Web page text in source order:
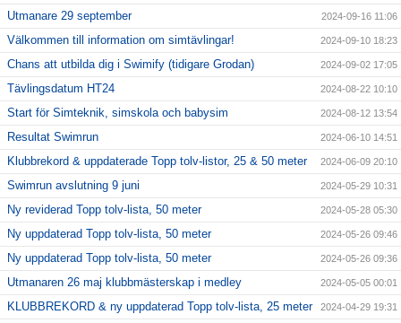
Utmanare 29 september 2024-09-16 11:06
Välkommen till information om simtävlingar! 2024-09-10 18:23
Chans att utbilda dig i Swimify (tidigare Grodan) 2024-09-02 17:05
Tävlingsdatum HT24 2024-08-22 10:10
Start för Simteknik, simskola och babysim 2024-08-12 13:54
Resultat Swimrun 2024-06-10 14:51
Klubbrekord & uppdaterade Topp tolv-listor, 25 & 50 meter 2024-06-09 20:10
Swimrun avslutning 9 juni 2024-05-29 10:31
Ny reviderad Topp tolv-lista, 50 meter 2024-05-28 05:30
Ny uppdaterad Topp tolv-lista, 50 meter 2024-05-26 09:46
Ny uppdaterad Topp tolv-lista, 50 meter 2024-05-26 09:36
Utmanaren 26 maj klubbmästerskap i medley 2024-05-05 00:01
KLUBBREKORD & ny uppdaterad Topp tolv-lista, 25 meter 2024-04-29 19:31